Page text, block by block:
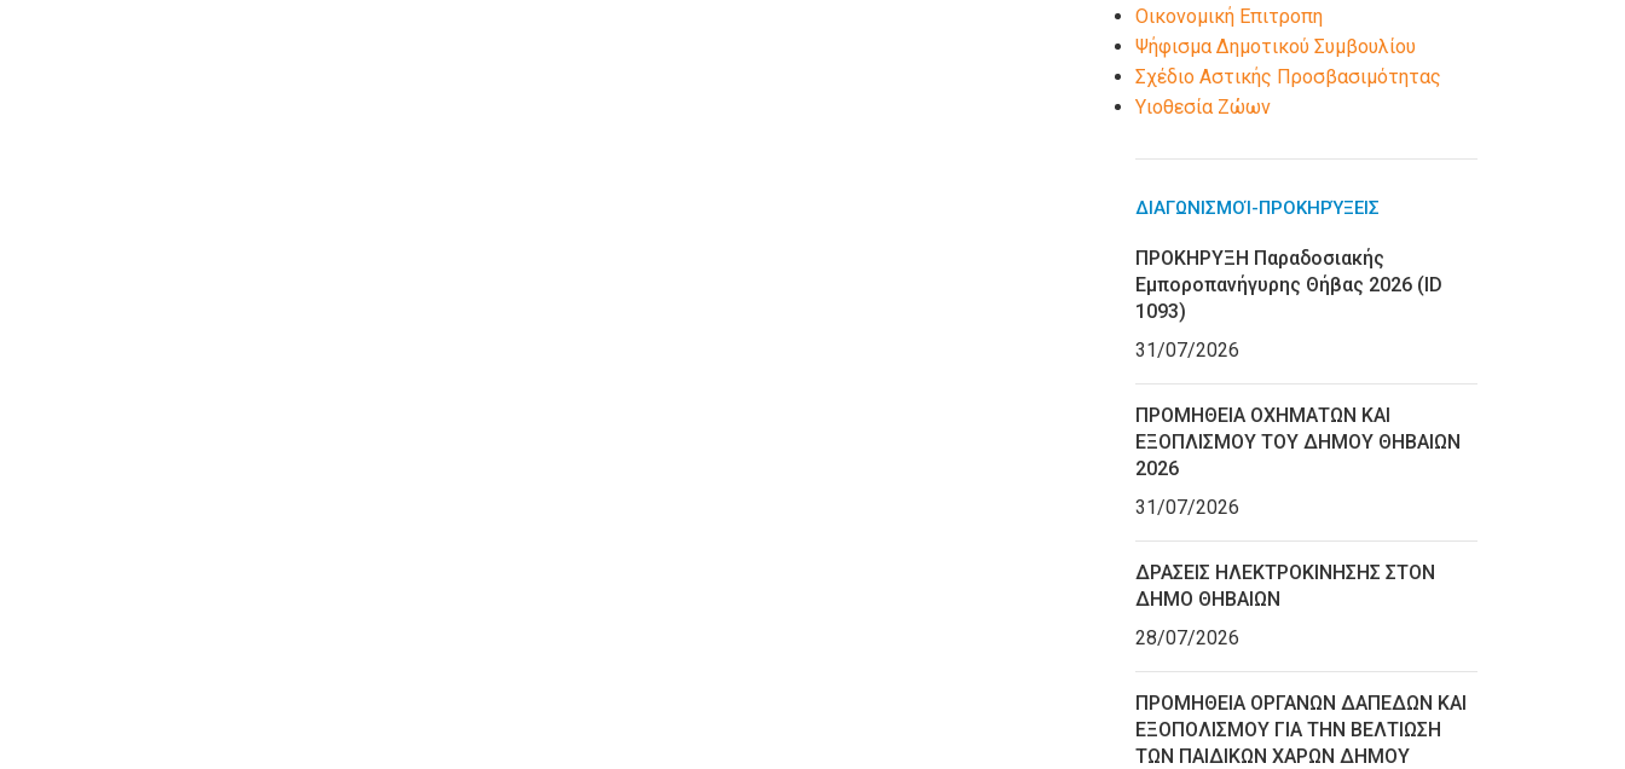
Οικονομική Επιτροπη
Ψήφισμα Δημοτικού Συμβουλίου
Σχέδιο Αστικής Προσβασιμότητας
Υιοθεσία Ζώων
ΔΙΑΓΩΝΙΣΜΟΊ-ΠΡΟΚΗΡΎΞΕΙΣ
ΠΡΟΚΗΡΥΞΗ Παραδοσιακής
Εμποροπανήγυρης Θήβας 2026 (ID
1093)
31/07/2026
ΠΡΟΜΗΘΕΙΑ ΟΧΗΜΑΤΩΝ ΚΑΙ
ΕΞΟΠΛΙΣΜΟΥ ΤΟΥ ΔΗΜΟΥ ΘΗΒΑΙΩΝ
2026
31/07/2026
ΔΡΑΣΕΙΣ ΗΛΕΚΤΡΟΚΙΝΗΣΗΣ ΣΤΟΝ
ΔΗΜΟ ΘΗΒΑΙΩΝ
28/07/2026
ΠΡΟΜΗΘΕΙΑ ΟΡΓΑΝΩΝ ΔΑΠΕΔΩΝ ΚΑΙ
ΕΞΟΠΟΛΙΣΜΟΥ ΓΙΑ ΤΗΝ ΒΕΛΤΙΩΣΗ
ΤΩΝ ΠΑΙΔΙΚΩΝ ΧΑΡΩΝ ΔΗΜΟΥ